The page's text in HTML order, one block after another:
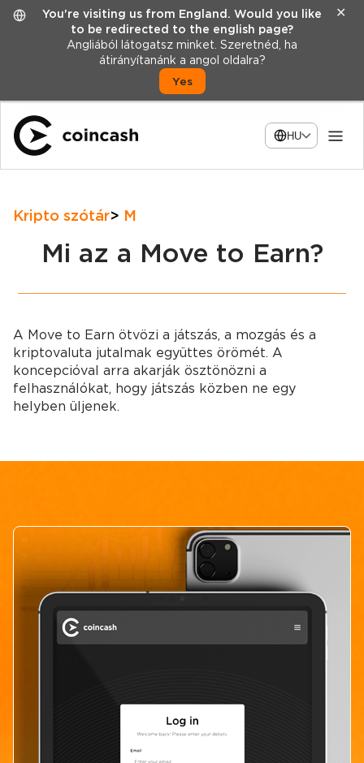
You're visiting us from England. Would you like
to be redirected to the english page?
Angliából látogatsz minket. Szeretnéd, ha
átirányítanánk a angol oldalra?
Yes
✕
HU
Kripto szótár M
Mi az a Move to Earn?
A Move to Earn ötvözi a játszás, a mozgás és a
kriptovaluta jutalmak együttes örömét. A
koncepcióval arra akarják ösztönözni a
felhasználókat, hogy játszás közben ne egy
helyben üljenek.